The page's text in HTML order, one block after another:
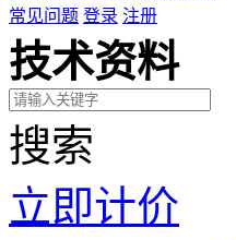
常见问题 登录 注册
技术资料
搜索
立即计价